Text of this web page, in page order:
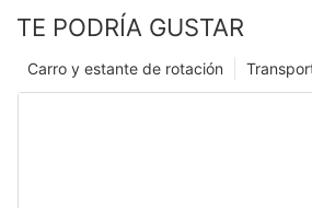
TE PODRÍA GUSTAR
Carro y estante de rotación